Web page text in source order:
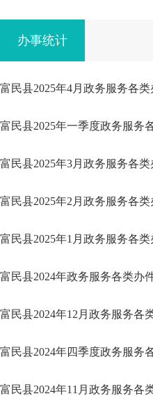
办事统计
富民县2025年4月政务服务各
富民县2025年一季度政务服务
富民县2025年3月政务服务各
富民县2025年2月政务服务各
富民县2025年1月政务服务各
富民县2024年政务服务各类办
富民县2024年12月政务服务各
富民县2024年四季度政务服务
富民县2024年11月政务服务各